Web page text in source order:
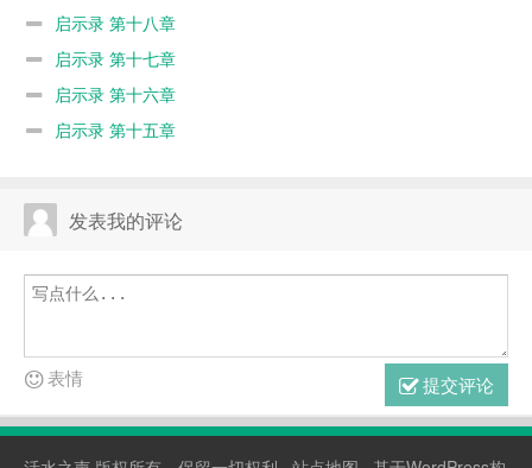
启示录 第十八章
启示录 第十七章
启示录 第十六章
启示录 第十五章
发表我的评论
提交评论
表情